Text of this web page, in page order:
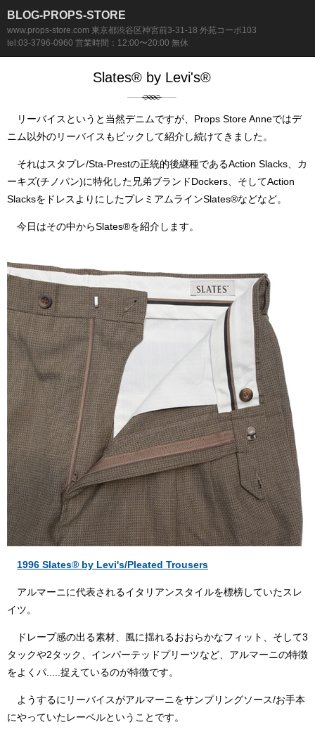
BLOG-PROPS-STORE
www.props-store.com 東京都渋谷区神宮前3-31-18 外苑コーポ103
tel:03-3796-0960 営業時間：12:00〜20:00 無休
Slates® by Levi's®
リーバイスというと当然デニムですが、Props Store Anneではデ
ニム以外のリーバイスもピックして紹介し続けてきました。
それはスタプレ/Sta-Prestの正統的後継種であるAction Slacks、カ
ーキズ(チノパン)に特化した兄弟ブランドDockers、そしてAction
SlacksをドレスよりにしたプレミアムラインSlates®などなど。
今日はその中からSlates®を紹介します。
1996 Slates® by Levi's/Pleated Trousers
アルマーニに代表されるイタリアンスタイルを標榜していたスレ
イツ。
ドレープ感の出る素材、風に揺れるおおらかなフィット、そして3
タックや2タック、インパーテッドプリーツなど、アルマーニの特徴
をよくパ.....捉えているのが特徴です。
ようするにリーバイスがアルマーニをサンプリングソース/お手本
にやっていたレーベルということです。